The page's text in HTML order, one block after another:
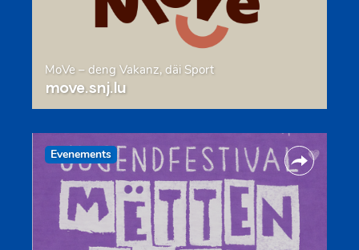
MoVe – deng Vakanz, däi Sport
move.snj.lu
Evenements